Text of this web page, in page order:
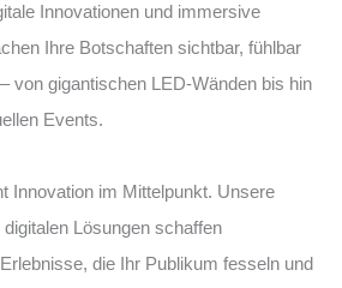
Innovationen und immersive
Ihre Botschaften sichtbar, fühlbar
von gigantischen LED-Wänden bis hin
Events.
Innovation im Mittelpunkt. Unsere
digitalen Lösungen schaffen
die Ihr Publikum fesseln und